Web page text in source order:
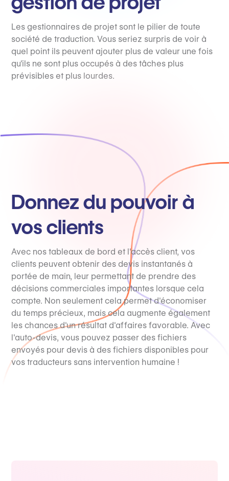
Les gestionnaires de projet sont le pilier de toute
société de traduction. Vous seriez surpris de voir à
quel point ils peuvent ajouter plus de valeur une fois
qu'ils ne sont plus occupés à des tâches plus
prévisibles et plus lourdes.
Donnez du pouvoir à
vos clients
Avec nos tableaux de bord et l'accès client, vos
clients peuvent obtenir des devis instantanés à
portée de main, leur permettant de prendre des
décisions commerciales importantes lorsque cela
compte. Non seulement cela permet d'économiser
du temps précieux, mais cela augmente également
les chances d'un résultat d'affaires favorable. Avec
l'auto-devis, vous pouvez passer des fichiers
envoyés pour devis à des fichiers disponibles pour
vos traducteurs sans intervention humaine !